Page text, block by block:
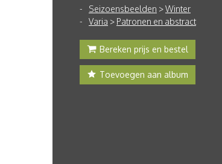
Seizoensbeelden >Winter
Varia > Patronen en abstract
Bereken prijs en bestel
Toevoegen aan album